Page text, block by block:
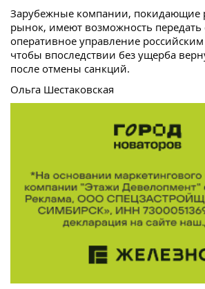
Зарубежные компании, покидающие
рынок, имеют возможность передать
оперативное управление
чтобы впоследствии без ущерба
после отмены санкций.
Ольга Шестаковская